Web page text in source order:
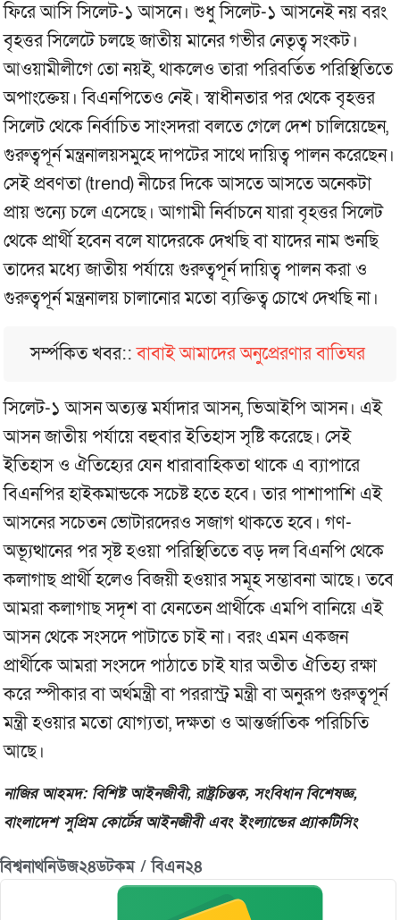
ফিরে আসি সিলেট-১ আসনে। শুধু সিলেট-১ আসনেই নয় বরং
বৃহত্তর সিলেটে চলছে জাতীয় মানের গভীর নেতৃত্ব সংকট।
আওয়ামীলীগে তো নয়ই, থাকলেও তারা পরিবর্তিত পরিস্থিতিতে
অপাংক্তেয়। বিএনপিতেও নেই। স্বাধীনতার পর থেকে বৃহত্তর
সিলেট থেকে নির্বাচিত সাংসদরা বলতে গেলে দেশ চালিয়েছেন,
গুরুত্বপূর্ন মন্ত্রনালয়সমুহে দাপটের সাথে দায়িত্ব পালন করেছেন।
সেই প্রবণতা (trend) নীচের দিকে আসতে আসতে অনেকটা
প্রায় শুন্যে চলে এসেছে। আগামী নির্বাচনে যারা বৃহত্তর সিলেট
থেকে প্রার্থী হবেন বলে যাদেরকে দেখছি বা যাদের নাম শুনছি
তাদের মধ্যে জাতীয় পর্যায়ে গুরুত্বপূর্ন দায়িত্ব পালন করা ও
গুরুত্বপূর্ন মন্ত্রনালয় চালানোর মতো ব্যক্তিত্ব চোখে দেখছি না।
সর্ম্পকিত খবর::বাবাই আমাদের অনুপ্রেরণার বাতিঘর
সিলেট-১ আসন অত্যন্ত মর্যাদার আসন, ভিআইপি আসন। এই
আসন জাতীয় পর্যায়ে বহুবার ইতিহাস সৃষ্টি করেছে। সেই
ইতিহাস ও ঐতিহ্যের যেন ধারাবাহিকতা থাকে এ ব্যাপারে
বিএনপির হাইকমান্ডকে সচেষ্ট হতে হবে। তার পাশাপাশি এই
আসনের সচেতন ভোটারদেরও সজাগ থাকতে হবে। গণ-
অভ্যূত্থানের পর সৃষ্ট হওয়া পরিস্থিতিতে বড় দল বিএনপি থেকে
কলাগাছ প্রার্থী হলেও বিজয়ী হওয়ার সমূহ সম্ভাবনা আছে। তবে
আমরা কলাগাছ সদৃশ বা যেনতেন প্রার্থীকে এমপি বানিয়ে এই
আসন থেকে সংসদে পাটাতে চাই না। বরং এমন একজন
প্রার্থীকে আমরা সংসদে পাঠাতে চাই যার অতীত ঐতিহ্য রক্ষা
করে স্পীকার বা অর্থমন্ত্রী বা পররাস্ট্র মন্ত্রী বা অনুরূপ গুরুত্বপূর্ন
মন্ত্রী হওয়ার মতো যোগ্যতা, দক্ষতা ও আন্তর্জাতিক পরিচিতি
আছে।
নাজির আহমদ: বিশিষ্ট আইনজীবী, রাষ্ট্রচিন্তক, সংবিধান বিশেষজ্ঞ,
বাংলাদেশ সুপ্রিম কোর্টের আইনজীবী এবং ইংল্যান্ডের প্র্যাকটিসিং
বিশ্বনাথনিউজ২৪ডটকম / বিএন২৪